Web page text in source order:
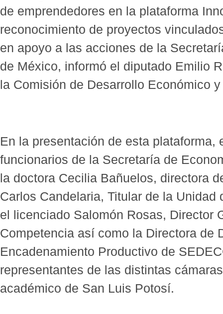
de emprendedores en la plataforma
reconocimiento de proyectos
en apoyo a las acciones de la
de México, informó el diputado Emilio
la Comisión de Desarrollo Económico
En la presentación de esta plataforma,
funcionarios de la Secretaría de
la doctora Cecilia Bañuelos, directora
Carlos Candelaria, Titular de la
el licenciado Salomón Rosas, Director
Competencia así como la Directora de
Encadenamiento Productivo de
representantes de las distintas
académico de San Luis Potosí.